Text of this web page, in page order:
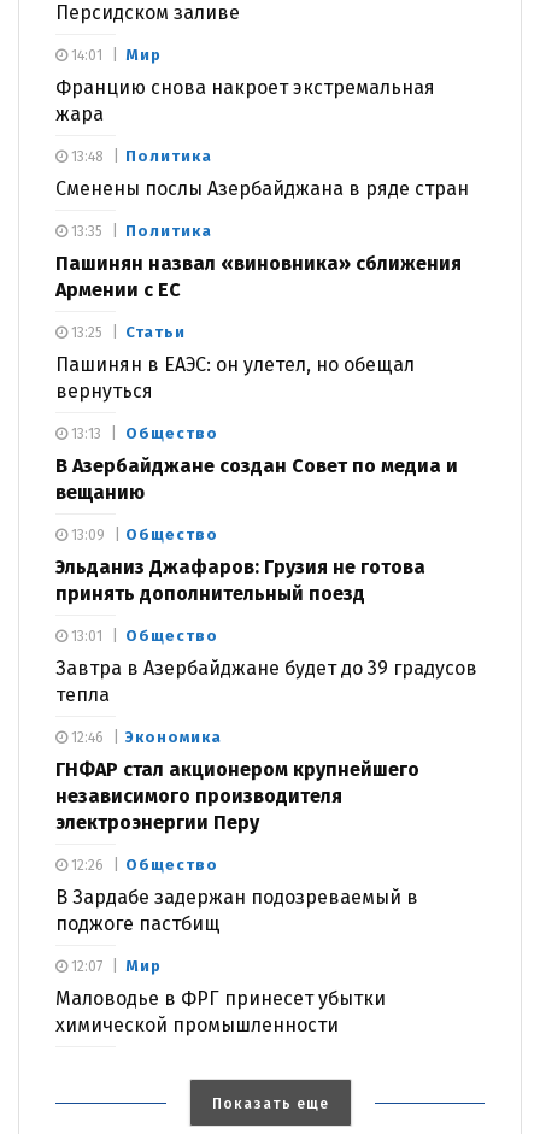
Персидском заливе
Мир
Францию снова накроет экстремальная
жара
14:01
Политика
Сменены послы Азербайджана в ряде стран
13:48
Политика
Пашинян назвал «виновника» сближения
Армении с ЕС
13:35
Статьи
Пашинян в ЕАЭС: он улетел, но обещал
вернуться
13:25
Общество
В Азербайджане создан Совет по медиа и
вещанию
13:13
Общество
Эльданиз Джафаров: Грузия не готова
принять дополнительный поезд
13:09
Общество
Завтра в Азербайджане будет до 39 градусов
тепла
13:01
Экономика
ГНФАР стал акционером крупнейшего
независимого производителя
электроэнергии Перу
12:46
Общество
В Зардабе задержан подозреваемый в
поджоге пастбищ
12:26
Мир
Маловодье в ФРГ принесет убытки
химической промышленности
12:07
Показать еще